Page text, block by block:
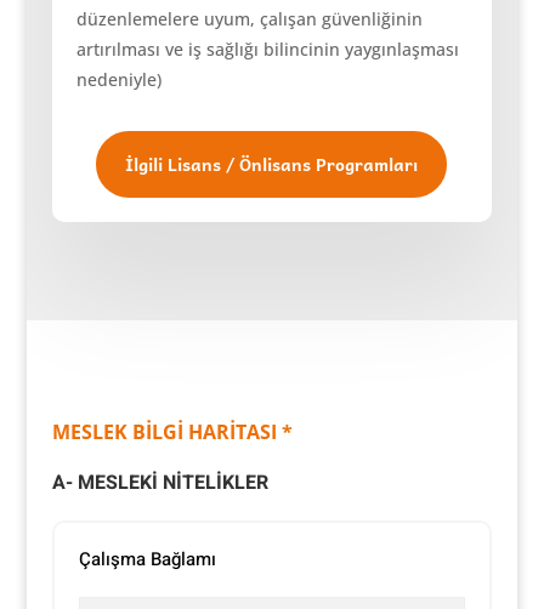
düzenlemelere uyum, çalışan güvenliğinin
artırılması ve iş sağlığı bilincinin yaygınlaşması
nedeniyle)
İlgili Lisans / Önlisans Programları
MESLEK BİLGİ HARİTASI *
A- MESLEKİ NİTELİKLER
Çalışma Bağlamı